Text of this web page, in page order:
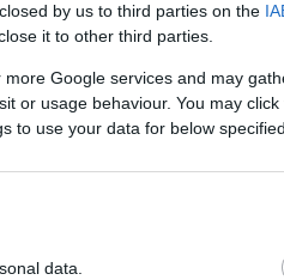
by us to third parties on the
it to other third parties.
Google services and may
or usage behaviour. You may
to use your data for below
data.
Bier 300
kostet 300 HUF,
Kastanien sind
EUR) beträgt.
die Journalisten des
oder für das